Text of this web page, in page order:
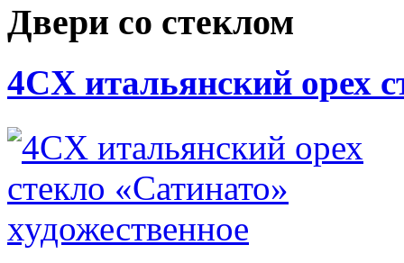
Двери со стеклом
4CХ итальянский орех